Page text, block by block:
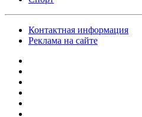
Контактная информация
Реклама на сайте